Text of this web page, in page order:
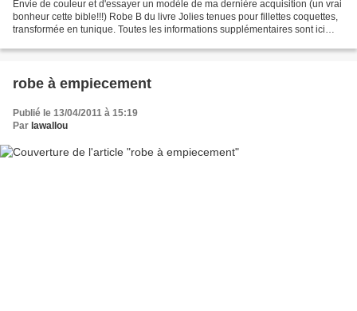
Envie de couleur et d'essayer un modèle de ma dernière acquisition (un vrai
bonheur cette bible!!!) Robe B du livre Jolies tenues pour fillettes coquettes,
transformée en tunique. Toutes les informations supplémentaires sont ici
robe à empiecement
Publié le 13/04/2011 à 15:19
Par lawallou